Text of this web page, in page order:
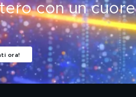
con un cuore
ora!